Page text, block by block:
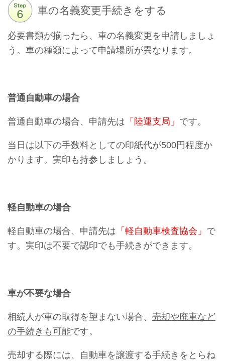
車の名義変更手続きをする
必要書類が揃ったら、車の名義変更を申請しましょ
う。車の種類によって申請場所が異なります。
普通自動車の場合
普通自動車の場合、申請先は 「陸運支局」 です。
当日は以下の手数料としての印紙代が500円程度か
かります。実印も持参しましょう。
軽自動車の場合
軽自動車の場合、申請先は 「軽自動車検査協会」 で
す。実印は不要で認印でも手続きができます。
車が不要な場合
相続人が車の取得を望まない場合、 売却や廃車など
の手続きも可能です。
売却する際には、自動車を譲渡する手続きをとらね